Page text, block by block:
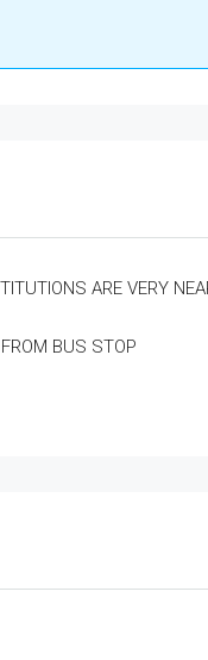
ARE VERY
BUS STOP